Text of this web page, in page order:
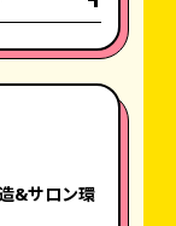
&サロン環